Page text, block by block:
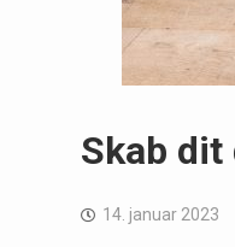
Skab
14. januar 2023